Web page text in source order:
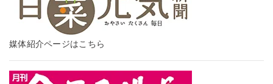
媒体紹介ページはこちら